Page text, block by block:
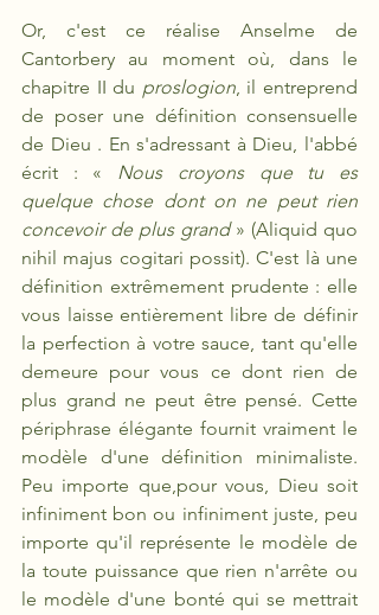
Or, c'est ce réalise Anselme de
Cantorbery au moment où, dans le
chapitre II du proslogion, il entreprend
de poser une définition consensuelle
de Dieu . En s'adressant à Dieu, l'abbé
écrit : « Nous croyons que tu es
quelque chose dont on ne peut rien
concevoir de plus grand » (Aliquid quo
nihil majus cogitari possit). C'est là une
définition extrêmement prudente : elle
vous laisse entièrement libre de définir
la perfection à votre sauce, tant qu'elle
demeure pour vous ce dont rien de
plus grand ne peut être pensé. Cette
périphrase élégante fournit vraiment le
modèle d'une définition minimaliste.
Peu importe que,pour vous, Dieu soit
infiniment bon ou infiniment juste, peu
importe qu'il représente le modèle de
la toute puissance que rien n'arrête ou
le modèle d'une bonté qui se mettrait